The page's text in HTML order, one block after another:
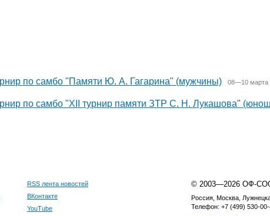
по самбо "Памяти Ю. А. Гагарина" (мужчины) 08—10 марта
по самбо "XII турнир памяти ЗТР С. Н. Лукашова"
RSS лента новостей
ВКонтакте
YouTube
© 2003—2026 ОФ-СОО
Россия, Москва,
Телефон: +7 (499) 530-